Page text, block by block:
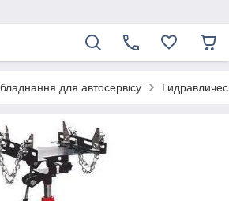
для автосервісу